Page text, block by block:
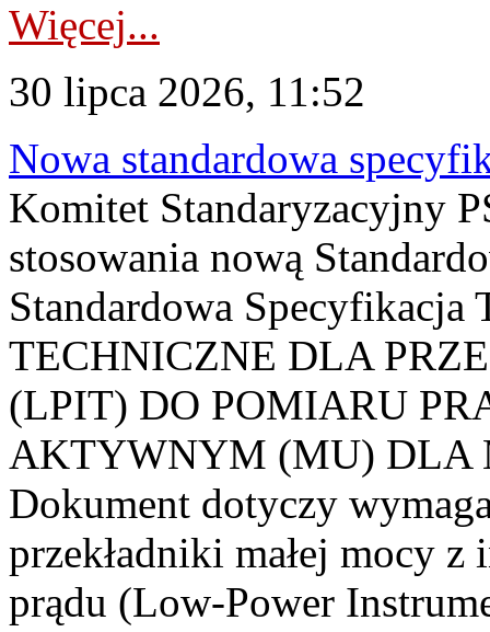
Więcej...
30 lipca 2026, 11:52
Nowa standardowa
Komitet Standaryzacyjny
stosowania nową
Standardowa
TECHNICZNE DLA
(LPIT) DO POMIARU
AKTYWNYM (MU) DLA
Dokument dotyczy
przekładniki małej mocy
prądu (Low-Power